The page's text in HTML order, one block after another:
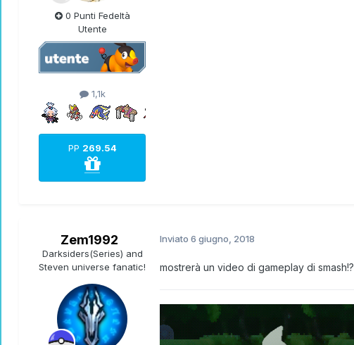
0 Punti Fedeltà
Utente
1,1k
PP 269.54
Zem1992
Darksiders(Series) and
Steven universe fanatic!
Inviato 6 giugno, 2018
mostrerà un video di gameplay di smash!?